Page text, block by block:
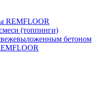
REMFLOOR
(топпинги)
бетоном